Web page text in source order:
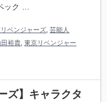
ック …
ベンジャーズ ,芸能人
田裕貴 ,東京リベンジャー
ズ】キャラクタ